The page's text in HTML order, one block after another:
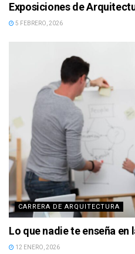
Exposiciones de
5 FEBRERO, 2026
CARRERA DE ARQUITECTURA
Lo que nadie te enseña
12 ENERO, 2026